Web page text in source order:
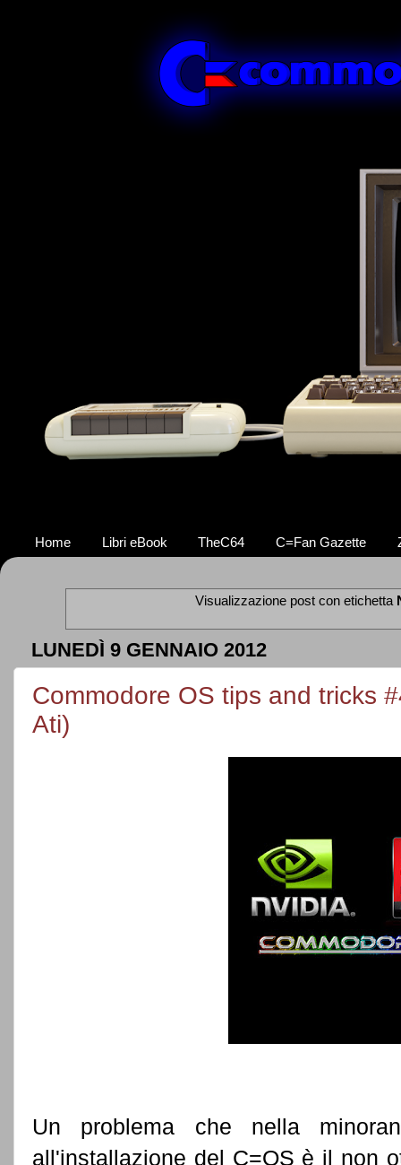
Home Libri eBook TheC64 C=Fan Gazette
Visualizzazione post con etichetta
LUNEDÌ 9 GENNAIO 2012
Commodore OS tips and tricks
Ati)
Un problema che nella
all'installazione del C=OS è il non